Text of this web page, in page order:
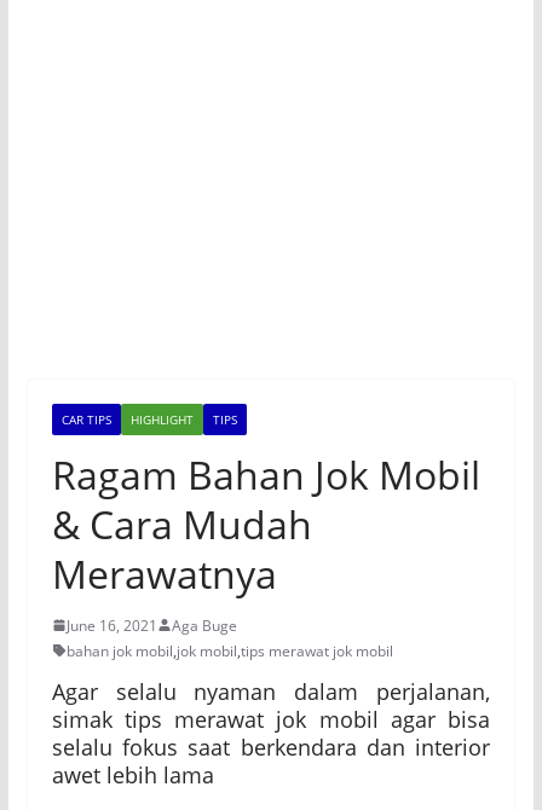
CAR TIPS HIGHLIGHT TIPS
Ragam Bahan Jok Mobil
& Cara Mudah
Merawatnya
June 16, 2021
Aga Buge
bahan jok mobil,jok mobil,tips merawat jok mobil
Agar selalu nyaman dalam perjalanan,
simak tips merawat jok mobil agar bisa
selalu fokus saat berkendara dan interior
awet lebih lama